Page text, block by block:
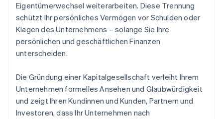
Eigentümerwechsel weiterarbeiten. Diese Trennung
schützt Ihr persönliches Vermögen vor Schulden oder
Klagen des Unternehmens – solange Sie Ihre
persönlichen und geschäftlichen Finanzen
unterscheiden.
Die Gründung einer Kapitalgesellschaft verleiht Ihrem
Unternehmen formelles Ansehen und Glaubwürdigkeit
und zeigt Ihren Kundinnen und Kunden, Partnern und
Investoren, dass Ihr Unternehmen nach